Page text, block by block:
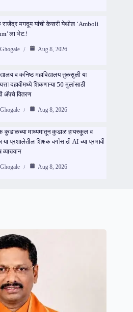
राजेंद्र मगदूम यांची केसरी येथील ‘Amboli
ला भेट.!
Aug 8, 2026
व कनिष्ठ महाविद्यालय तुळसुली या
दहावीमध्ये शिकणाऱ्या 50 मुलांसाठी
ॲपचे वितरण
Aug 8, 2026
कुडाळच्या माध्यमातून कुडाळ हायस्कूल व
प्रशालेतील शिक्षक वर्गासाठी AI च्या प्रभावी
व्याख्यान
Aug 8, 2026